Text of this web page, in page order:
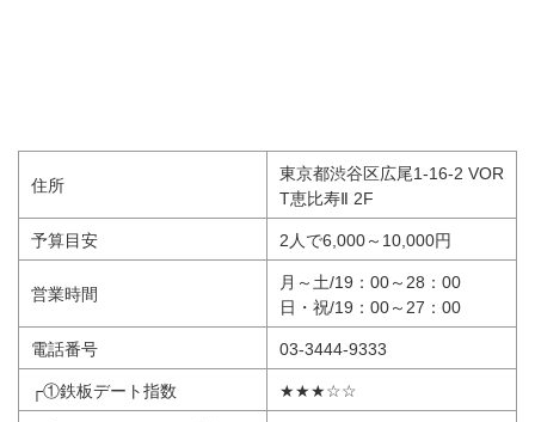
住所
東京都渋谷区広尾1-16-2 VOR
T恵比寿Ⅱ 2F
予算目安 2人で6,000～10,000円
営業時間
月～土/19：00～28：00
日・祝/19：00～27：00
電話番号 03-3444-9333
┌①鉄板デート指数 ★★★☆☆